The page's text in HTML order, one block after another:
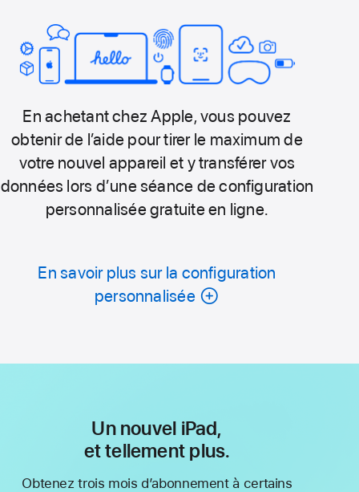
En achetant chez Apple, vous pouvez
obtenir de l’aide pour tirer le maximum de
votre nouvel appareil et y transférer vos
données lors d’une séance de configuration
personnalisée gratuite en ligne.
En savoir plus sur la configuration
personnalisée
Un nouvel iPad,
et tellement plus.
Obtenez trois mois d’abonnement à certains